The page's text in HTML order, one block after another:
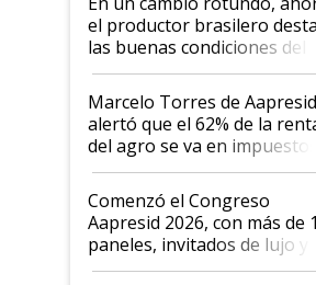
sistema productivo"
el productor brasilero
las buenas condiciones del
agro argentino para
"Los veo más motivados"
Marcelo Torres de Aapresid
alertó que el 62% de la
del agro se va en impuestos:
"No es bueno que en
Argentina se sigan
las mismas cosas de hace 50
años"
Comenzó el Congreso
Aapresid 2026, con más de
paneles, invitados de lujo y
todas las tendencias